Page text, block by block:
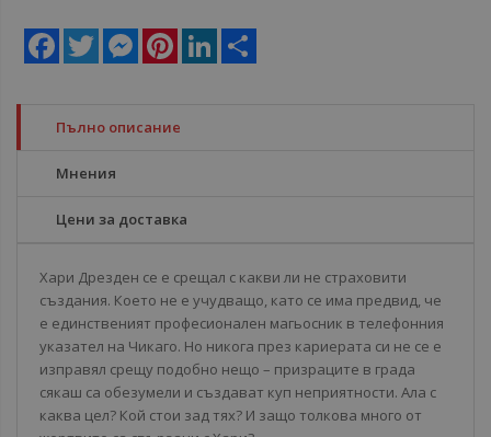
Facebook
Twitter MessengerPinterestLinkedIn
Пълно описание
Мнения
Цени за доставка
Хари Дрезден се е срещал с какви ли не страховити
създания. Което не е учудващо, като се има предвид, че
е единственият професионален магьосник в телефонния
указател на Чикаго. Но никога през кариерата си не се е
изправял срещу подобно нещо – призраците в града
сякаш са обезумели и създават куп неприятности. Ала с
каква цел? Кой стои зад тях? И защо толкова много от